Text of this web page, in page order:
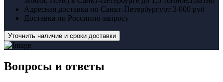
Адресная доставка по Санкт-Петербургуот 3 000 руб
Доставка по Россиипо запросу
Уточнить наличие и сроки доставки
Вопросы и ответы